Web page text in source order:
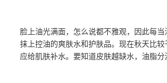
脸上油光满面，怎么说都不雅观，因此每
抹上控油的爽肤水和护肤品。现在秋天比
应给肌肤补水。要知道皮肤越缺水，油脂分